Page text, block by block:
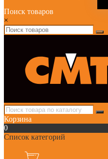
Поиск товаров
×
Корзина
0
Список категорий